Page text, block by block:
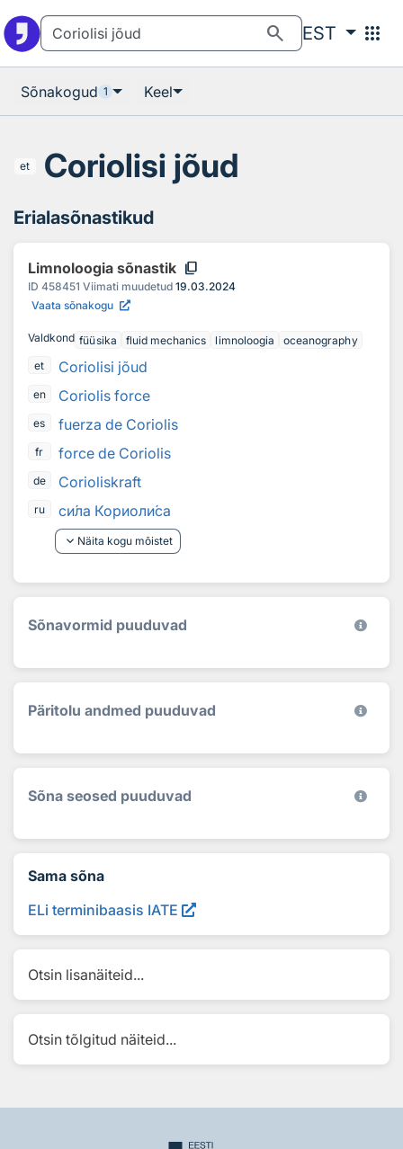
search EST apps
Sõnakogud 1 Keel
et Coriolisi jõud
Erialasõnastikud
Limnoloogia sõnastik content_copy
ID 458451 Viimati muudetud 19.03.2024
Vaata sõnakogu
Valdkond füüsika fluid mechanics limnoloogia
oceanography
et
Coriolisi jõud
en Coriolis force
es fuerza de Coriolis
fr force de Coriolis
de Corioliskraft
ru
си́ла Кориоли́са
keyboard_arrow_down Näita kogu mõistet
Sõnavormid puuduvad
Päritolu andmed puuduvad
Sõna seosed puuduvad
Sama sõna
ELi terminibaasis IATE
Otsin lisanäiteid...
Otsin tõlgitud näiteid...